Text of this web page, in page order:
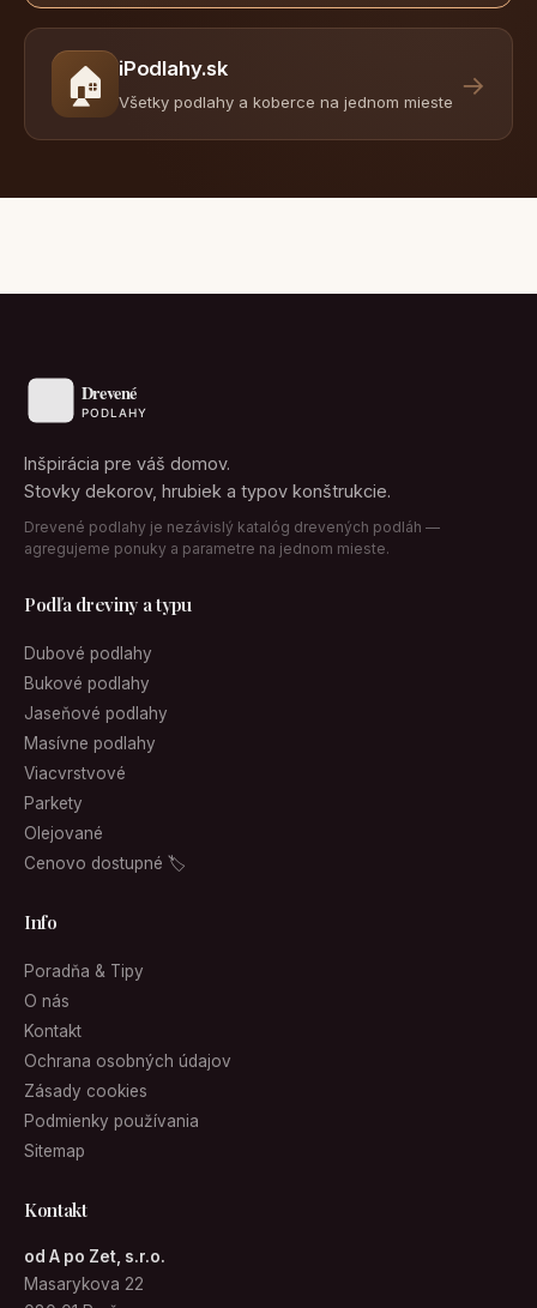
🏠 iPodlahy.sk
Všetky podlahy a koberce na jednom mieste
→
Inšpirácia pre váš domov.
Stovky dekorov, hrubiek a typov konštrukcie.
Drevené podlahy je nezávislý katalóg drevených podláh —
agregujeme ponuky a parametre na jednom mieste.
Podľa dreviny a typu
Dubové podlahy
Bukové podlahy
Jaseňové podlahy
Masívne podlahy
Viacvrstvové
Parkety
Olejované
Cenovo dostupné 🏷
Info
Poradňa & Tipy
O nás
Kontakt
Ochrana osobných údajov
Zásady cookies
Podmienky používania
Sitemap
Kontakt
od A po Zet, s.r.o.
Masarykova 22